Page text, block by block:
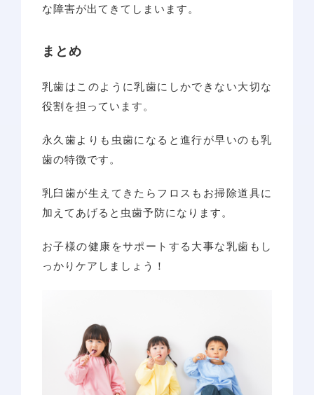
な障害が出てきてしまいます。
まとめ
乳歯はこのように乳歯にしかできない大切な
役割を担っています。
永久歯よりも虫歯になると進行が早いのも乳
歯の特徴です。
乳臼歯が生えてきたらフロスもお掃除道具に
加えてあげると虫歯予防になります。
お子様の健康をサポートする大事な乳歯もし
っかりケアしましょう！